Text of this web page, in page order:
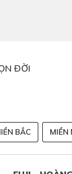
ĐỜI
BẮC MIỀN